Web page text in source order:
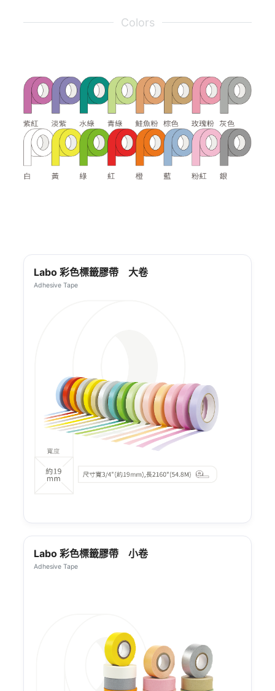
Colors
Labo 彩色標籤膠帶 大卷
Adhesive Tape
Labo 彩色標籤膠帶 小卷
Adhesive Tape